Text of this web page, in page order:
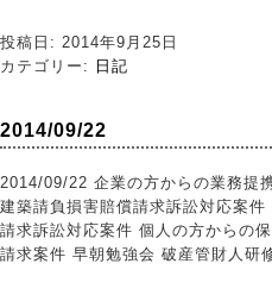
投稿日: 2014年9月25日
カテゴリー: 日記
2014/09/22
2014/09/22 企業の方からの業務提
建築請負損害賠償請求訴訟対応案
請求訴訟対応案件 個人の方からの
請求案件 早朝勉強会 破産管財人研